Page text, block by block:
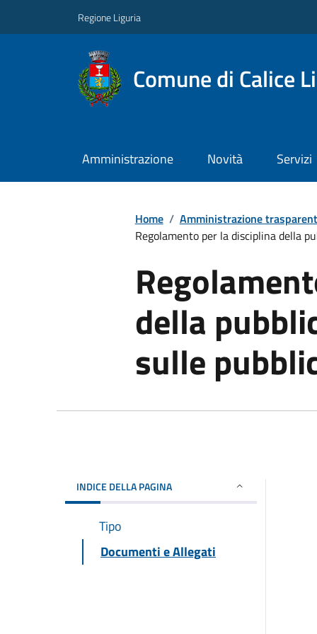
Regione Liguria
Comune di Calice
Amministrazione Novità Servizi
Home / Amministrazione
Regolamento per la disciplina della
della
sulle
INDICE DELLA PAGINA
Tipo
Documenti e Allegati